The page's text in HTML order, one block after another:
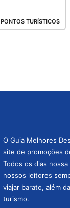
PONTOS TURÍSTICOS
O Guia Melhores
site de promoções
Todos os dias
nossos leitores
viajar barato, além
turismo.